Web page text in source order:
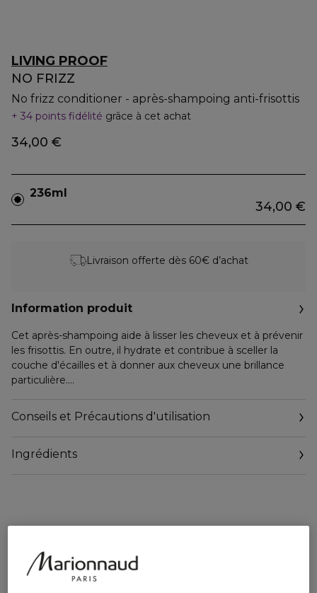
LIVING PROOF
NO FRIZZ
No frizz conditioner - après-shampoing anti-frisottis
34 points fidélité grâce à cet achat
34,00 €
236ml
34,00 €
Livraison offerte dès 60€ d’achat
Information produit
Cet après-shampoing aide à lisser les cheveux et à prévenir
les frisottis. En outre, il hydrate et contribue à sceller la
couche d'écailles et à donner aux cheveux une brillance
particulière.
Sans silicone
Sans sulfates
Conseils et Précautions d'utilisation
Ingrédients